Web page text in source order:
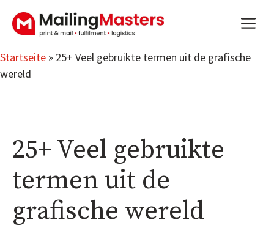
Inhalt
Startseite » 25+ Veel gebruikte termen uit de grafische
wereld
25+ Veel gebruikte
termen uit de
grafische wereld